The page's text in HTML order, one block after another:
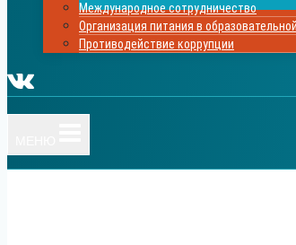
Международное сотрудничество
Организация питания в
Противодействие коррупции